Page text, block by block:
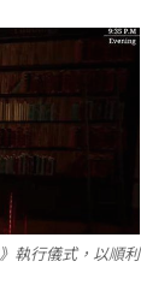
執行儀式，以順利